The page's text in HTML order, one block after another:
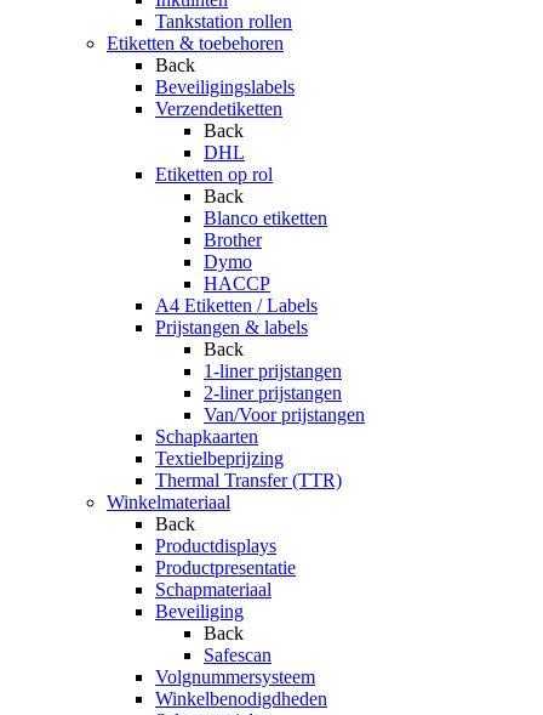
Tankstation rollen
Etiketten & toebehoren
Back
Beveiligingslabels
Verzendetiketten
Back
DHL
Etiketten op rol
Back
Blanco etiketten
Brother
Dymo
HACCP
A4 Etiketten / Labels
Prijstangen & labels
Back
1-liner prijstangen
2-liner prijstangen
Van/Voor prijstangen
Schapkaarten
Textielbeprijzing
Thermal Transfer (TTR)
Winkelmateriaal
Back
Productdisplays
Productpresentatie
Schapmateriaal
Beveiliging
Back
Safescan
Volgnummersysteem
Winkelbenodigdheden